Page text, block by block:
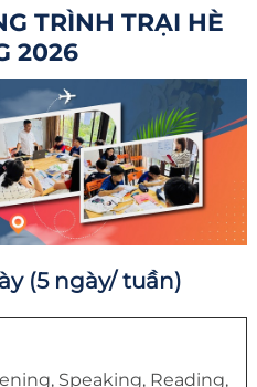
TRÌNH TRẠI HÈ
2026
(5 ngày/ tuần)
Speaking, Reading,